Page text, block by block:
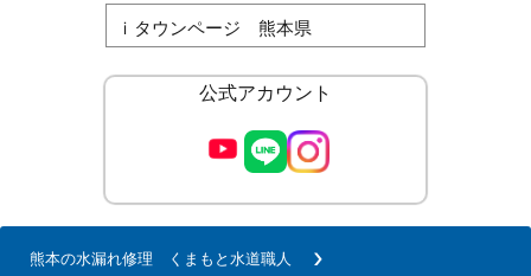
ｉタウンページ 熊本県
公式アカウント
熊本の水漏れ修理 くまもと水道職人